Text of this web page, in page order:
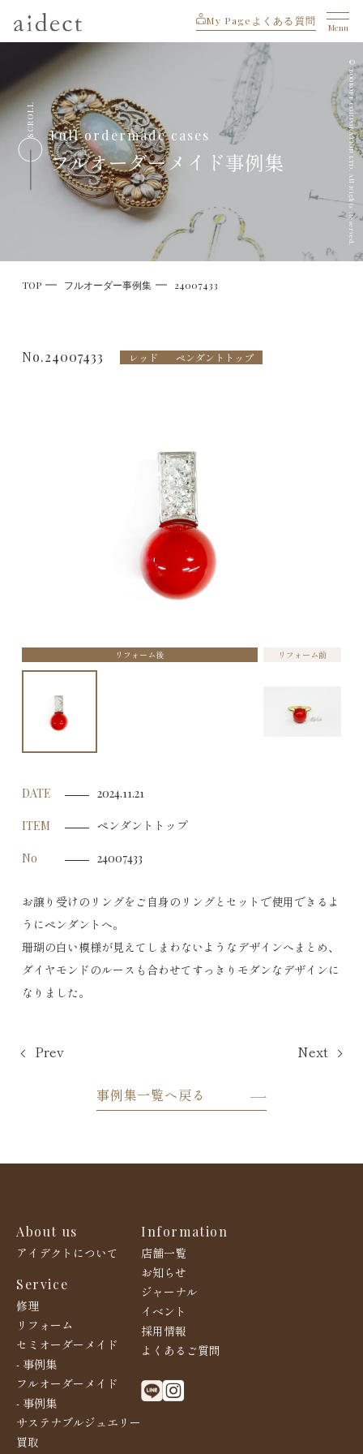
My Page よくある質問
Menu
Full ordermade cases
フルオーダーメイド事例集
SCROLL © BOOKOFF CORPORATION LTD. All Rights Reserved.
TOP フルオーダー事例集 24007433
No.24007433 レッド ペンダントトップ
リフォーム後 リフォーム前
DATE 2024.11.21
ITEM ペンダントトップ
No 24007433
お譲り受けのリングをご自身のリングとセットで使用できるよ
うにペンダントへ。
珊瑚の白い模様が見えてしまわないようなデザインへまとめ、
ダイヤモンドのルースも合わせてすっきりモダンなデザインに
なりました。
Prev Next
事例集一覧へ戻る
About us
アイデクトについて
Service
修理
リフォーム
セミオーダーメイド
- 事例集
フルオーダーメイド
- 事例集
サステナブルジュエリー
買取
Information
店舗一覧
お知らせ
ジャーナル
イベント
採用情報
よくあるご質問